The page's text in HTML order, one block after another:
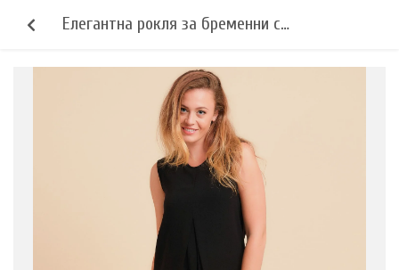
Елегантна рокля за бременни с